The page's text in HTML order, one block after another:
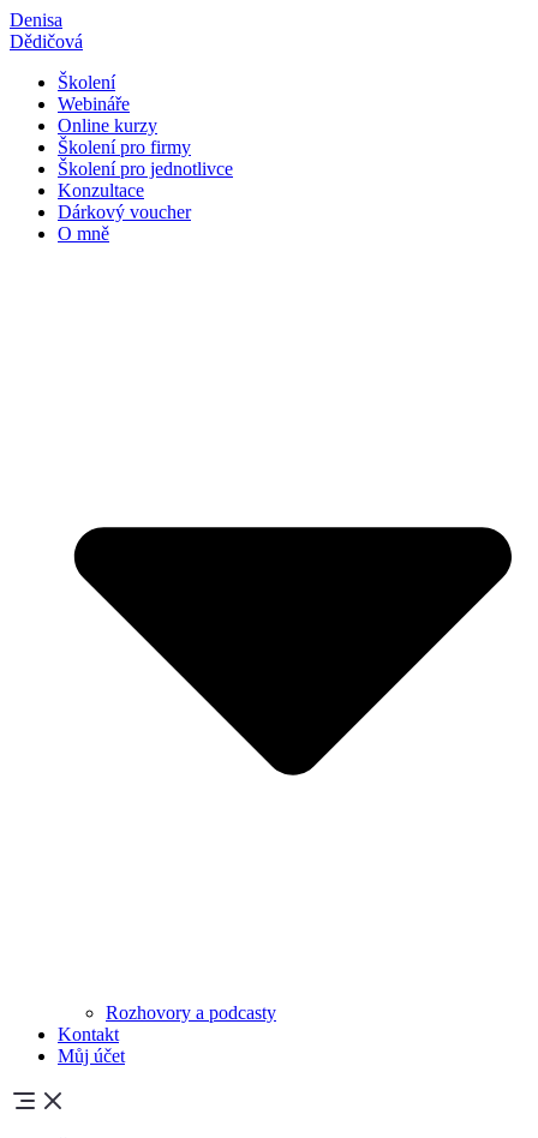
Přejít
k
Denisa
Dědičová
Školení
Webináře
Online kurzy
Školení pro firmy
Školení pro jednotlivce
Konzultace
Dárkový voucher
O mně
Rozhovory a podcasty
Kontakt
Můj účet